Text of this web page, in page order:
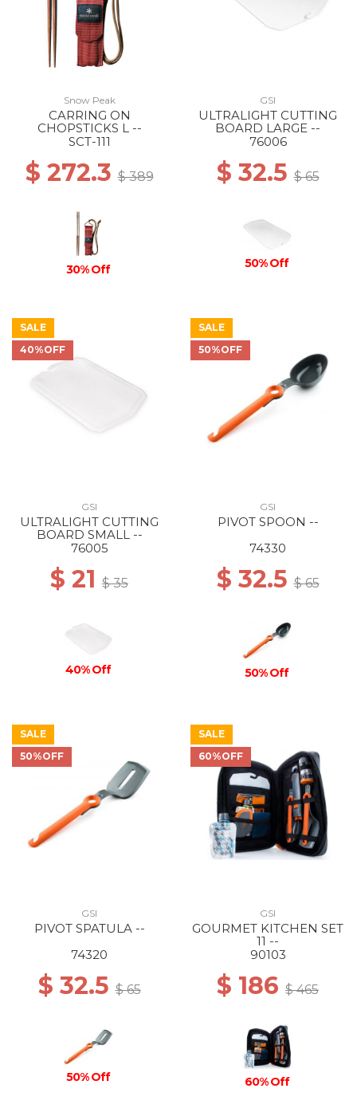
Snow Peak
CARRING ON
CHOPSTICKS L --
SCT-111
$ 272.3$ 389
30% Off
GSI
ULTRALIGHT CUTTING
BOARD LARGE --
76006
$ 32.5$ 65
50% Off
SALE
40%OFF
GSI
ULTRALIGHT CUTTING
BOARD SMALL --
76005
$ 21 $ 35
40% Off
SALE
50%OFF
GSI
PIVOT SPOON --
74330
$ 32.5$ 65
50% Off
SALE
50%OFF
GSI
PIVOT SPATULA --
74320
$ 32.5$ 65
50% Off
SALE
60%OFF
GSI
GOURMET KITCHEN SET
11 --
90103
$ 186 $ 465
60% Off